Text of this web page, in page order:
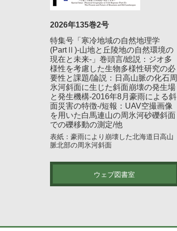
2026年135巻2号
特集号「寒冷地域の自然地理学
(PartⅡ)-山地と丘陵地の自然環境の
現在と未来-」巻頭言/総説：ジオ多
様性を考慮した生物多様性研究の必
要性と課題/論説：日高山脈の化石周
氷河斜面に生じた斜面崩壊の発生場
と発生機構-2016年8月豪雨による斜
面災害の特徴-/短報：UAV空撮画像
を用いた白馬連山の周氷河砂礫斜面
での礫移動の測定/他
表紙：豪雨により崩壊した北海道日高山
脈北部の周氷河斜面
ウェブ図書室